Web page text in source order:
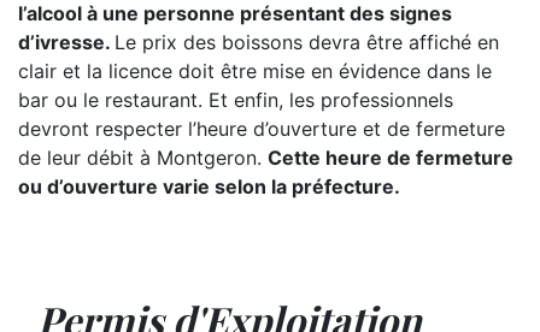
l’alcool à une personne présentant des signes
d’ivresse. Le prix des boissons devra être affiché en
clair et la licence doit être mise en évidence dans le
bar ou le restaurant. Et enfin, les professionnels
devront respecter l’heure d’ouverture et de fermeture
de leur débit à Montgeron. Cette heure de fermeture
ou d’ouverture varie selon la préfecture.
Permis d'Exploitation